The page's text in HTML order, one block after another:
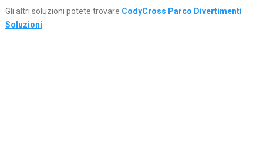
Gli altri soluzioni potete trovare CodyCross Parco Divertimenti
Soluzioni.